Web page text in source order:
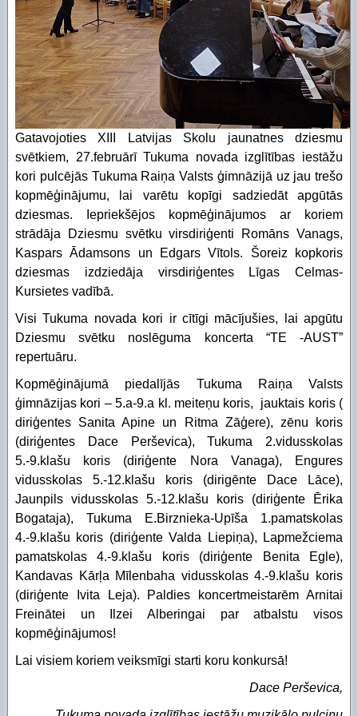
Piekļūstamības paziņojums Izglītības pārvalde
Digitālās plaisas mazināšana sociāli
STEM un pilsoniskā līdzdalība
Gatavojoties XIII Latvijas Skolu jaunatnes dziesmu
svētkiem, 27.februārī Tukuma novada izglītības iestāžu
kori pulcējās Tukuma Raiņa Valsts ģimnāzijā uz jau trešo
kopmēģinājumu, lai varētu kopīgi sadziedāt apgūtās
dziesmas. Iepriekšējos kopmēģinājumos ar koriem
strādāja Dziesmu svētku virsdiriģenti Romāns Vanags,
Kaspars Ādamsons un Edgars Vītols. Šoreiz kopkoris
dziesmas izdziedāja virsdiriģentes Līgas Celmas-
Kursietes vadībā.
Visi Tukuma novada kori ir cītīgi mācījušies, lai apgūtu
Dziesmu svētku noslēguma koncerta “TE -AUST”
repertuāru.
Kopmēģinājumā piedalījās Tukuma Raiņa Valsts
ģimnāzijas kori – 5.a-9.a kl. meiteņu koris, jauktais koris (
diriģentes Sanita Apine un Ritma Zāģere), zēnu koris
(diriģentes Dace Perševica), Tukuma 2.vidusskolas
5.-9.klašu koris (diriģente Nora Vanaga), Engures
vidusskolas 5.-12.klašu koris (dirigēnte Dace Lāce),
Jaunpils vidusskolas 5.-12.klašu koris (diriģente Ērika
Bogataja), Tukuma E.Birznieka-Upīša 1.pamatskolas
4.-9.klašu koris (diriģente Valda Liepiņa), Lapmežciema
pamatskolas 4.-9.klašu koris (diriģente Benita Egle),
Kandavas Kārļa Mīlenbaha vidusskolas 4.-9.klašu koris
(diriģente Ivita Leja). Paldies koncertmeistarēm Arnitai
Freinātei un Ilzei Alberingai par atbalstu visos
kopmēģinājumos!
Lai visiem koriem veiksmīgi starti koru konkursā!
Dace Perševica,